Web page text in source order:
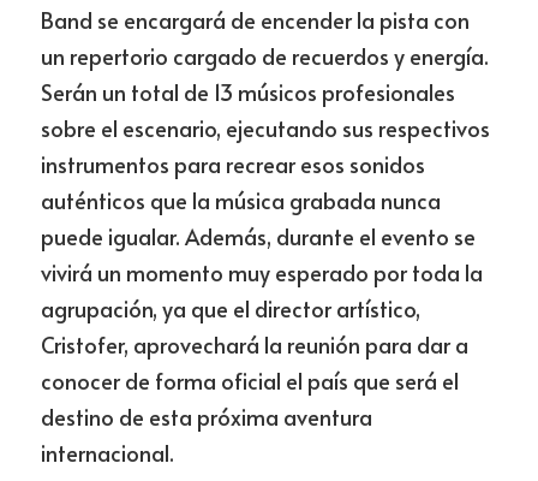
Band se encargará de encender la pista con
un repertorio cargado de recuerdos y energía.
Serán un total de 13 músicos profesionales
sobre el escenario, ejecutando sus respectivos
instrumentos para recrear esos sonidos
auténticos que la música grabada nunca
puede igualar. Además, durante el evento se
vivirá un momento muy esperado por toda la
agrupación, ya que el director artístico,
Cristofer, aprovechará la reunión para dar a
conocer de forma oficial el país que será el
destino de esta próxima aventura
internacional.